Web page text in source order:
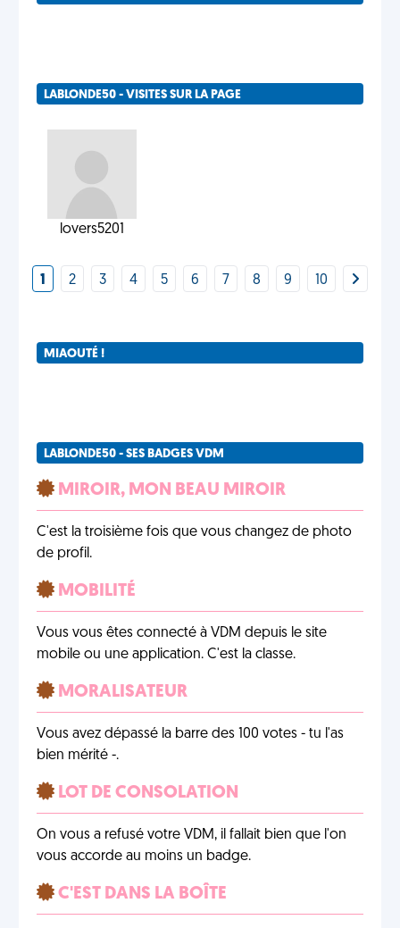
LABLONDE50 - VISITES SUR LA PAGE
lovers5201
1 2 3 4 5 6 7 8 9 10
MIAOUTÉ !
LABLONDE50 - SES BADGES VDM
MIROIR, MON BEAU MIROIR
C'est la troisième fois que vous changez de photo
de profil.
MOBILITÉ
Vous vous êtes connecté à VDM depuis le site
mobile ou une application. C'est la classe.
MORALISATEUR
Vous avez dépassé la barre des 100 votes - tu l'as
bien mérité -.
LOT DE CONSOLATION
On vous a refusé votre VDM, il fallait bien que l'on
vous accorde au moins un badge.
C'EST DANS LA BOÎTE